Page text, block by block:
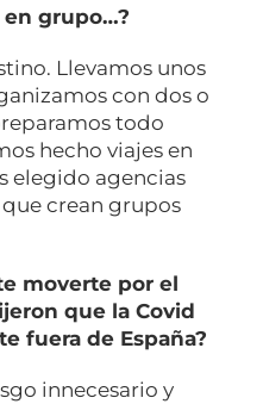
en grupo…?
Llevamos unos
con dos o
todo
hecho viajes en
elegido agencias
crean grupos
moverte por el
que la Covid
fuera de España?
innecesario y